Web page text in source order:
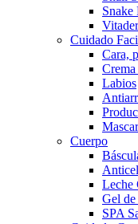
Snake
Cuidado
Cara,
Labios
Cuerpo
Leche
Gel
SPA